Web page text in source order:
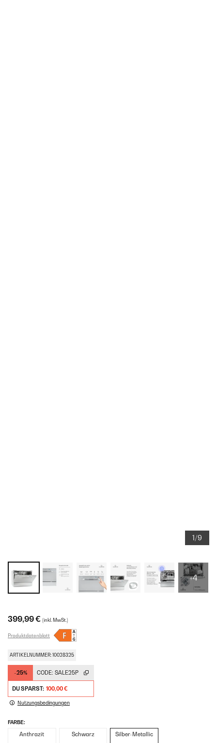
1/9
+4
399,99 € (inkl. MwSt.)
Produktdatenblatt
ARTIKELNUMMER: 10028325
-25% CODE: SALE25P
DU SPARST: 100,00 €
Nutzungsbedingungen
FARBE:
Anthrazit Schwarz Silber-Metallic